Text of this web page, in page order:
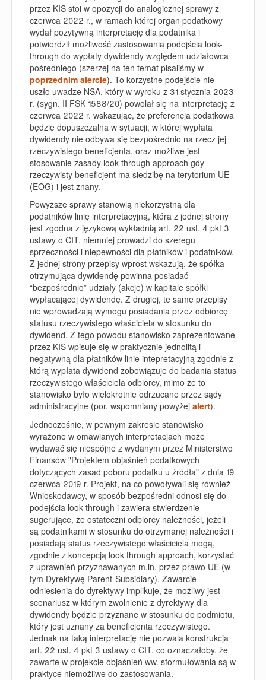
przez KIS stoi w opozycji do analogicznej sprawy z
czerwca 2022 r., w ramach której organ podatkowy
wydał pozytywną interpretację dla podatnika i
potwierdził możliwość zastosowania podejścia look-
through do wypłaty dywidendy względem udziałowca
pośredniego (szerzej na ten temat pisaliśmy w
poprzednim alercie). To korzystne podejście nie
uszło uwadze NSA, który w wyroku z 31 stycznia 2023
r. (sygn. II FSK 1588/20) powolał się na interpretację z
czerwca 2022 r. wskazując, że preferencja podatkowa
będzie dopuszczalna w sytuacji, w której wypłata
dywidendy nie odbywa się bezpośrednio na rzecz jej
rzeczywistego beneficjenta, oraz możliwe jest
stosowanie zasady look-through approach gdy
rzeczywisty beneficjent ma siedzibę na terytorium UE
(EOG) i jest znany.
Powyższe sprawy stanowią niekorzystną dla
podatników linię interpretacyjną, która z jednej strony
jest zgodna z językową wykładnią art. 22 ust. 4 pkt 3
ustawy o CIT, niemniej prowadzi do szeregu
sprzeczności i niepewności dla płatników i podatników.
Z jednej strony przepisy wprost wskazują, że spółka
otrzymująca dywidendę powinna posiadać
“bezpośrednio” udziały (akcje) w kapitale spółki
wypłacającej dywidendę. Z drugiej, te same przepisy
nie wprowadzają wymogu posiadania przez odbiorcę
statusu rzeczywistego właściciela w stosunku do
dywidend. Z tego powodu stanowisko zaprezentowane
przez KIS wpisuje się w praktycznie jednolitą i
negatywną dla płatników linie intepretacyjną zgodnie z
którą wypłata dywidend zobowiązuje do badania status
rzeczywistego właściciela odbiorcy, mimo że to
stanowisko było wielokrotnie odrzucane przez sądy
administracyjne (por. wspomniany powyżej alert).
Jednocześnie, w pewnym zakresie stanowisko
wyrażone w omawianych interpretacjach może
wydawać się niespójne z wydanym przez Ministerstwo
Finansów "Projektem objaśnień podatkowych
dotyczących zasad poboru podatku u źródła" z dnia 19
czerwca 2019 r. Projekt, na co powoływali się również
Wnioskodawcy, w sposób bezpośredni odnosi się do
podejścia look-through i zawiera stwierdzenie
sugerujące, że ostateczni odbiorcy należności, jeżeli
są podatnikami w stosunku do otrzymanej należności i
posiadają status rzeczywistego właściciela mogą,
zgodnie z koncepcją look through approach, korzystać
z uprawnień przyznawanych m.in. przez prawo UE (w
tym Dyrektywę Parent-Subsidiary). Zawarcie
odniesienia do dyrektywy implikuje, że możliwy jest
scenariusz w którym zwolnienie z dyrektywy dla
dywidendy będzie przyznane w stosunku do podmiotu,
który jest uznany za beneficjenta rzeczywistego.
Jednak na taką interpretację nie pozwala konstrukcja
art. 22 ust. 4 pkt 3 ustawy o CIT, co oznaczałoby, że
zawarte w projekcie objaśnień ww. sformułowania są w
praktyce niemożliwe do zastosowania.